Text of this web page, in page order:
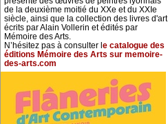
de la deuxième moitié du XXe et du XXIe
siècle, ainsi que la collection des livres d'art
écrits par Alain Vollerin et édités par
Mémoire des Arts.
N’hésitez pas à consulter l e catalogue des
éditions Mémoire des Arts sur memoire-
des-arts.com